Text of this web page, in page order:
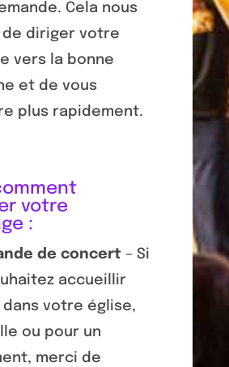
Cela nous
diriger votre
vers la bonne
et de vous
plus rapidement.
votre
:
de concert – Si
accueillir
dans votre église,
ou pour un
merci de